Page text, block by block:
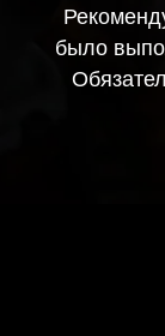
было